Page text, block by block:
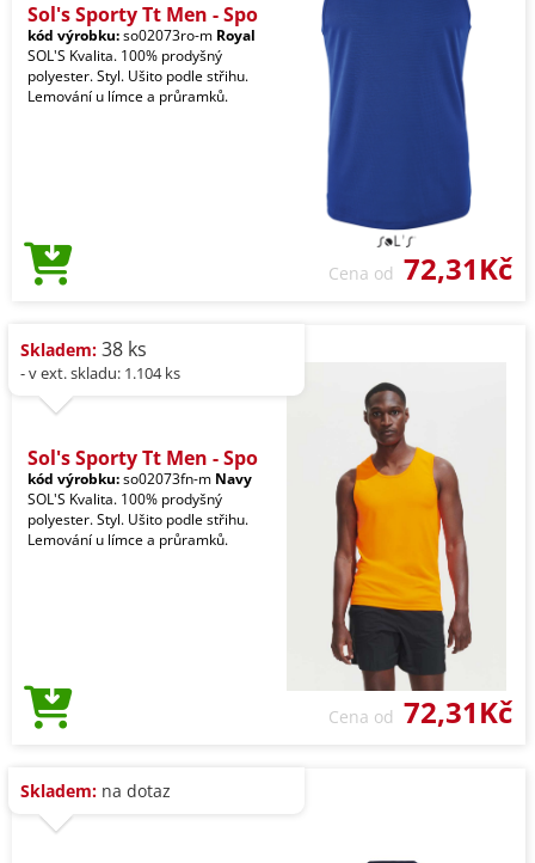
Sol's Sporty Tt Men - Spo
kód výrobku:so02073ro-m Royal
SOL'S Kvalita. 100% prodyšný
polyester. Styl. Ušito podle střihu.
Lemování u límce a průramků.
Cena od 72,31Kč
Skladem: 38 ks
- v ext. skladu: 1.104 ks
Sol's Sporty Tt Men - Spo
kód výrobku:so02073fn-m Navy
SOL'S Kvalita. 100% prodyšný
polyester. Styl. Ušito podle střihu.
Lemování u límce a průramků.
Cena od 72,31Kč
Skladem: na dotaz